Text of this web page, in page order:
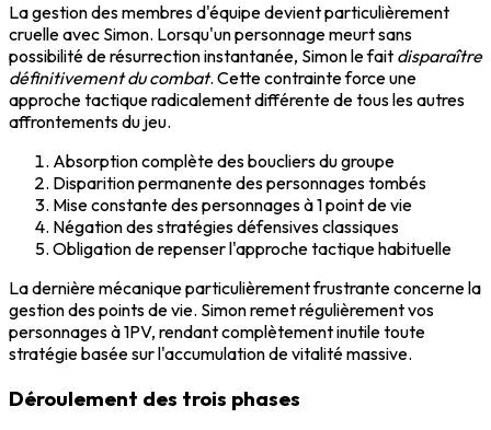
La gestion des membres d'équipe devient particulièrement
cruelle avec Simon. Lorsqu'un personnage meurt sans
possibilité de résurrection instantanée, Simon le fait disparaître
définitivement du combat. Cette contrainte force une
approche tactique radicalement différente de tous les autres
affrontements du jeu.
Absorption complète des boucliers du groupe
Disparition permanente des personnages tombés
Mise constante des personnages à 1 point de vie
Négation des stratégies défensives classiques
Obligation de repenser l'approche tactique habituelle
La dernière mécanique particulièrement frustrante concerne la
gestion des points de vie. Simon remet régulièrement vos
personnages à 1PV, rendant complètement inutile toute
stratégie basée sur l'accumulation de vitalité massive.
Déroulement des trois phases